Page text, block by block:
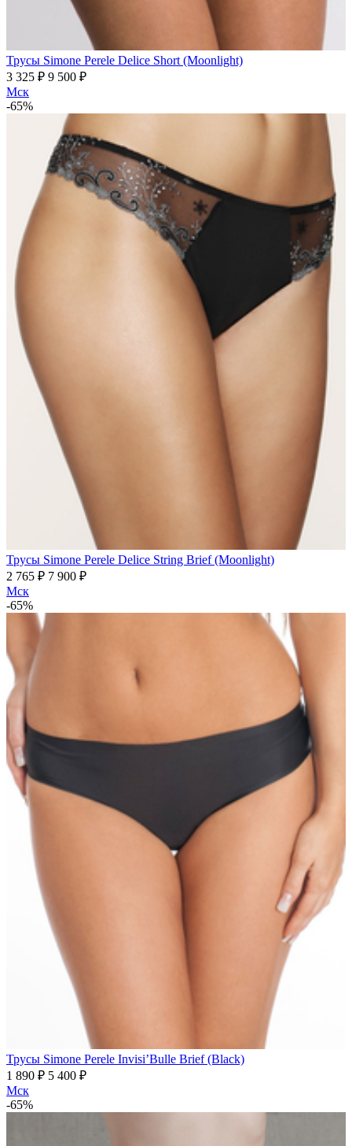
Трусы Simone Perele Delice Short (Moonlight)
3 325 ₽ 9 500 ₽
Мск
-65%
Трусы Simone Perele Delice String Brief (Moonlight)
2 765 ₽ 7 900 ₽
Мск
-65%
Трусы Simone Perele Invisi’Bulle Brief (Black)
1 890 ₽ 5 400 ₽
Мск
-65%